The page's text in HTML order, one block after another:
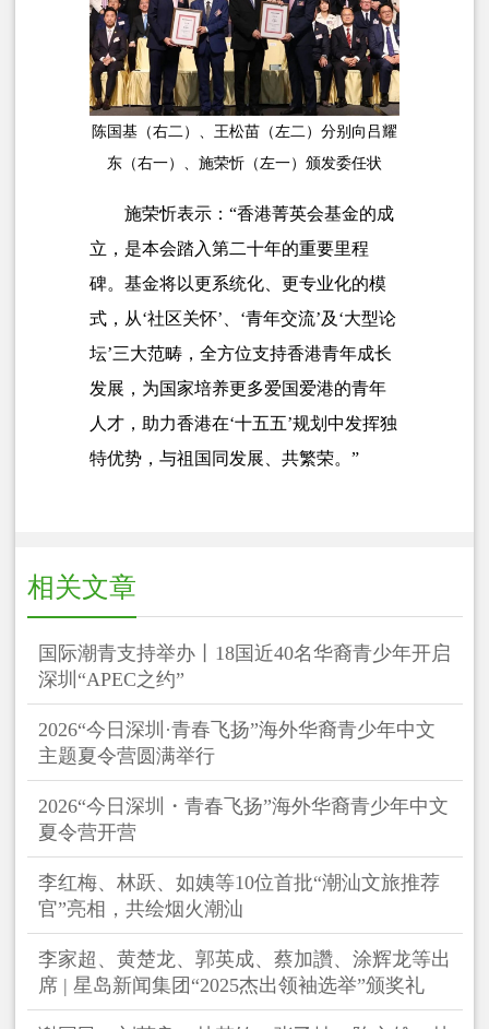
陈国基（右二）、王松苗（左二）分别向吕耀
东（右一）、施荣忻（左一）颁发委任状
施荣忻表示：“香港菁英会基金的成
立，是本会踏入第二十年的重要里程
碑。基金将以更系统化、更专业化的模
式，从‘社区关怀’、‘青年交流’及‘大型论
坛’三大范畴，全方位支持香港青年成长
发展，为国家培养更多爱国爱港的青年
人才，助力香港在‘十五五’规划中发挥独
特优势，与祖国同发展、共繁荣。”
相关文章
国际潮青支持举办丨18国近40名华裔青少年开启
深圳“APEC之约”
2026“今日深圳·青春飞扬”海外华裔青少年中文
主题夏令营圆满举行
2026“今日深圳・青春飞扬”海外华裔青少年中文
夏令营开营
李红梅、林跃、如姨等10位首批“潮汕文旅推荐
官”亮相，共绘烟火潮汕
李家超、黄楚龙、郭英成、蔡加讚、涂辉龙等出
席 | 星岛新闻集团“2025杰出领袖选举”颁奖礼